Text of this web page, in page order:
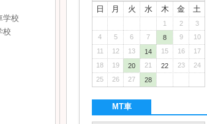
学校
校
日 月 火 水 木 金 土
1 2
3
4
5 6 7 8 9
10
11
12 13 14 15 16
17
18
19 20 21 22 23
24
25
26 27 28
MT車